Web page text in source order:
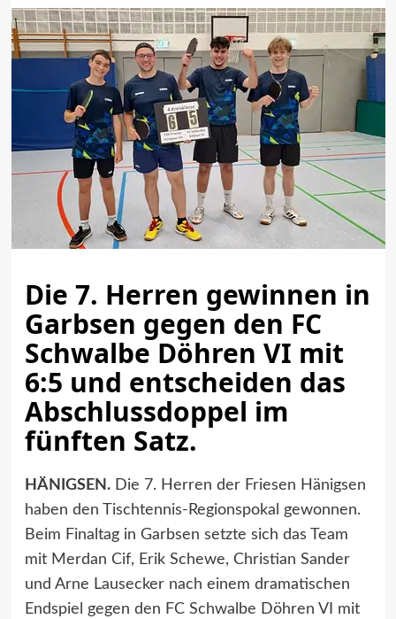
Die 7. Herren gewinnen in
Garbsen gegen den FC
Schwalbe Döhren VI mit
6:5 und entscheiden das
Abschlussdoppel im
fünften Satz.
HÄNIGSEN.Die 7. Herren der Friesen Hänigsen
haben den Tischtennis-Regionspokal gewonnen.
Beim Finaltag in Garbsen setzte sich das Team
mit Merdan Cif, Erik Schewe, Christian Sander
und Arne Lausecker nach einem dramatischen
Endspiel gegen den FC Schwalbe Döhren VI mit